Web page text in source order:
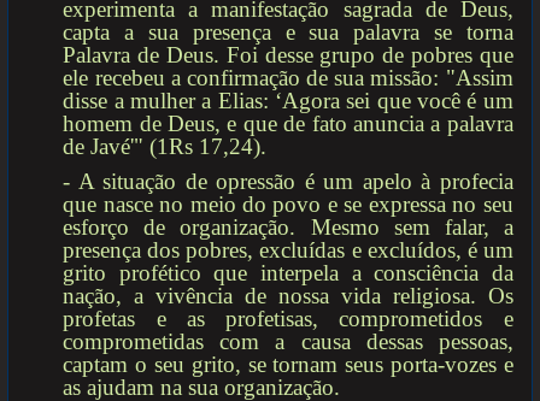
experimenta a manifestação sagrada de Deus,
capta a sua presença e sua palavra se torna
Palavra de Deus. Foi desse grupo de pobres que
ele recebeu a confirmação de sua missão: "Assim
disse a mulher a Elias: ‘Agora sei que você é um
homem de Deus, e que de fato anuncia a palavra
de Javé'" (1Rs 17,24).
- A situação de opressão é um apelo à profecia
que nasce no meio do povo e se expressa no seu
esforço de organização. Mesmo sem falar, a
presença dos pobres, excluídas e excluídos, é um
grito profético que interpela a consciência da
nação, a vivência de nossa vida religiosa. Os
profetas e as profetisas, comprometidos e
comprometidas com a causa dessas pessoas,
captam o seu grito, se tornam seus porta-vozes e
as ajudam na sua organização.